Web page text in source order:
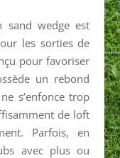
sand wedge est
les sorties de
pour favoriser
un rebond
s’enfonce trop
de loft
Parfois, en
avec plus ou